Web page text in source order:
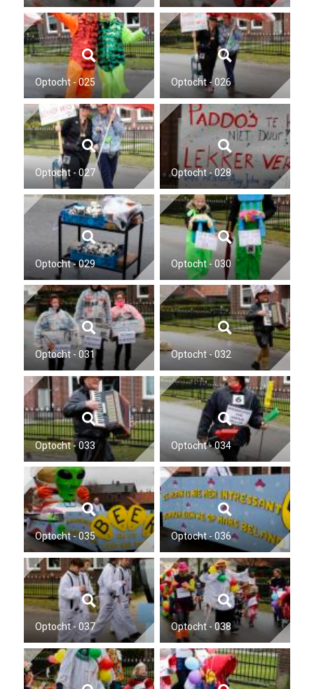
Optocht - 025 Optocht - 026
Optocht - 027 Optocht - 028
Optocht - 029 Optocht - 030
Optocht - 031 Optocht - 032
Optocht - 033 Optocht - 034
Optocht - 035 Optocht - 036
Optocht - 037 Optocht - 038